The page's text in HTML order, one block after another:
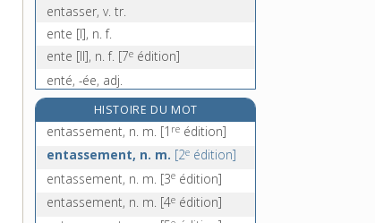
entasser, v. tr.
ente [I], n. f.
ente [II], n. f. [7e édition]
enté, -ée, adj.
entéléchie, n. f.
entelle, n. m.
entement, n. m.
édition]
entendement, n. m.
entendeur, n. m.
HISTOIRE DU MOT
entassement, n. m. [1 re édition]
entassement, n. m. [2e édition]
entassement, n. m. [3e édition]
entassement, n. m. [4e édition]